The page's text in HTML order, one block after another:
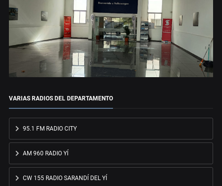
VARIAS RADIOS DEL DEPARTAMENTO
95.1 FM RADIO CITY
AM 960 RADIO YÍ
CW 155 RADIO SARANDÍ DEL YÍ